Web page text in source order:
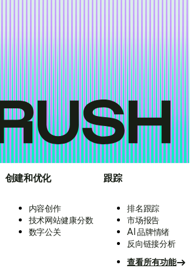
创建和优化
内容创作
技术网站健康分数
数字公关
跟踪
排名跟踪
市场报告
AI 品牌情绪
反向链接分析
查看所有功能